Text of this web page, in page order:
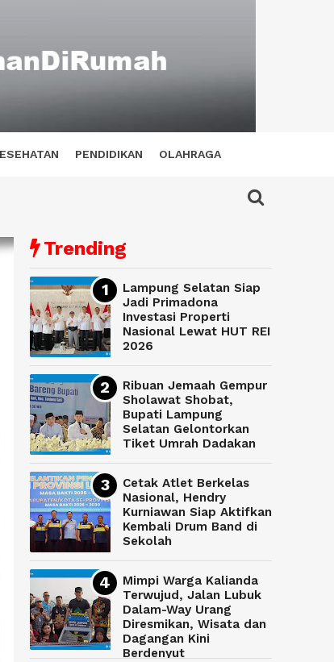
PENDIDIKAN OLAHRAGA
Trending
Lampung Selatan Siap
Jadi Primadona
Investasi Properti
Nasional Lewat HUT REI
2026
Ribuan Jemaah Gempur
Sholawat Shobat,
Bupati Lampung
Selatan Gelontorkan
Tiket Umrah Dadakan
Cetak Atlet Berkelas
Nasional, Hendry
Kurniawan Siap Aktifkan
Kembali Drum Band di
Sekolah
Mimpi Warga Kalianda
Terwujud, Jalan Lubuk
Dalam-Way Urang
Diresmikan, Wisata dan
Dagangan Kini
Berdenyut